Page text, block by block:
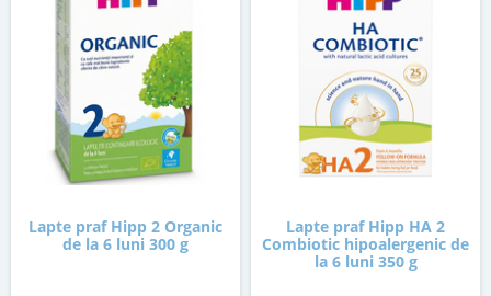
Lapte praf Hipp 2 Organic
de la 6 luni 300 g
Lapte praf Hipp HA 2
Combiotic hipoalergenic de
la 6 luni 350 g